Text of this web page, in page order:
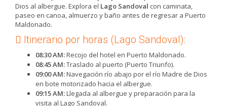
Dios al albergue. Explora el Lago Sandoval con caminata,
paseo en canoa, almuerzo y baño antes de regresar a Puerto
Maldonado.
Itinerario por horas (Lago Sandoval):
08:30 AM:Recojo del hotel en Puerto Maldonado.
08:45 AM:Traslado al puerto (Puerto Triunfo).
09:00 AM:Navegación río abajo por el río Madre de Dios
en bote motorizado hacia el albergue.
09:15 AM:Llegada al albergue y preparación para la
visita al Lago Sandoval.